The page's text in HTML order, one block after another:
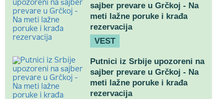
sajber prevare u Grčkoj - Na
meti lažne poruke i krađa
rezervacija
VEST
Putnici iz Srbije upozoreni na
sajber prevare u Grčkoj - Na
meti lažne poruke i krađa
rezervacija